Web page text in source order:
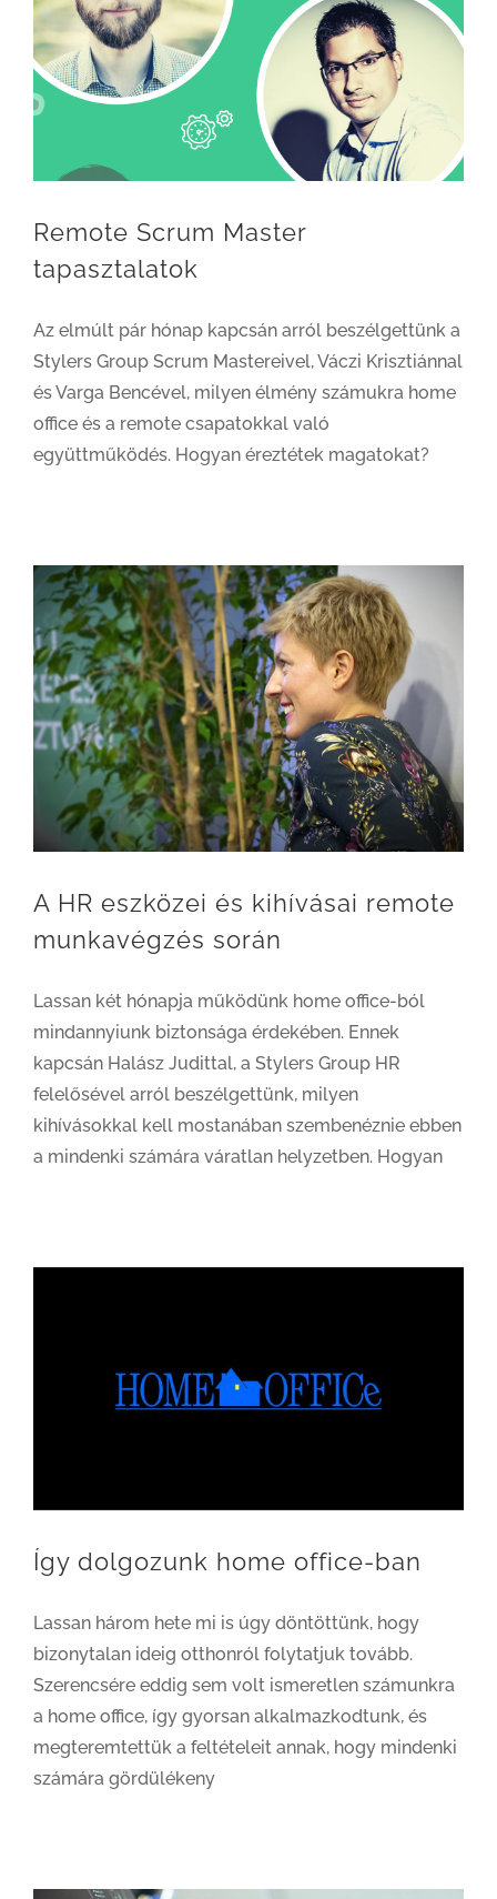
Remote Scrum Master
tapasztalatok
Az elmúlt pár hónap kapcsán arról beszélgettünk a
Stylers Group Scrum Mastereivel, Váczi Krisztiánnal
és Varga Bencével, milyen élmény számukra home
office és a remote csapatokkal való
együttműködés. Hogyan éreztétek magatokat?
A HR eszközei és kihívásai remote
munkavégzés során
Lassan két hónapja működünk home office-ból
mindannyiunk biztonsága érdekében. Ennek
kapcsán Halász Judittal, a Stylers Group HR
felelősével arról beszélgettünk, milyen
kihívásokkal kell mostanában szembenéznie ebben
a mindenki számára váratlan helyzetben. Hogyan
Így dolgozunk home office-ban
Lassan három hete mi is úgy döntöttünk, hogy
bizonytalan ideig otthonról folytatjuk tovább.
Szerencsére eddig sem volt ismeretlen számunkra
a home office, így gyorsan alkalmazkodtunk, és
megteremtettük a feltételeit annak, hogy mindenki
számára gördülékeny